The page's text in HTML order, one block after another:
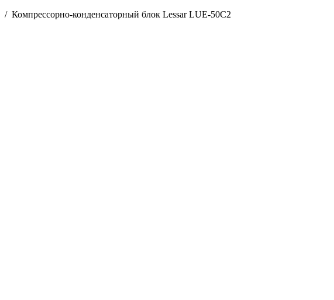
/ Компрессорно-конденсаторный блок Lessar LUE-50C2